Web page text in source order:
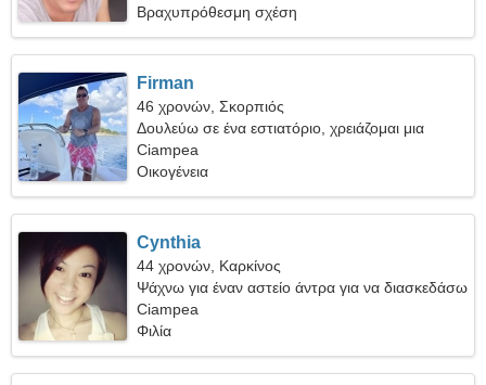
Βραχυπρόθεσμη σχέση
Firman
46 χρονών, Σκορπιός
Δουλεύω σε ένα εστιατόριο, χρειάζομαι μια
στοργική γυναίκα
Ciampea
Οικογένεια
Cynthia
44 χρονών, Καρκίνος
Ψάχνω για έναν αστείο άντρα για να διασκεδάσω
Ciampea
Φιλία